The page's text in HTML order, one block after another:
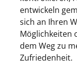
entwickeln
sich an Ihren
Möglichkeiten
dem Weg zu
Zufriedenheit.